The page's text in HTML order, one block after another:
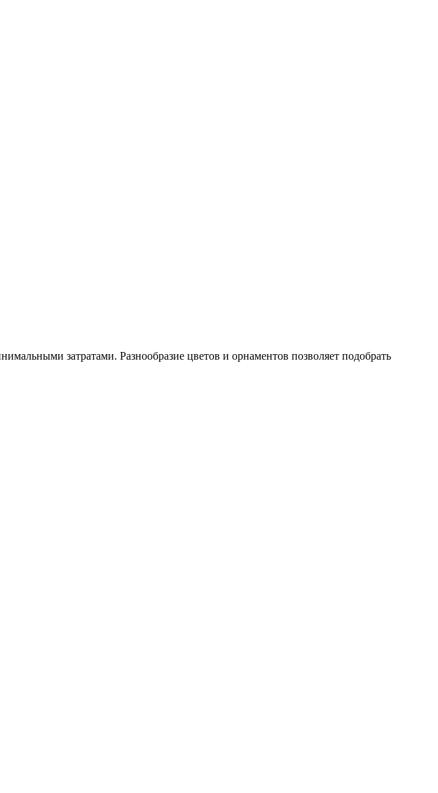
затратами. Разнообразие цветов и орнаментов позволяет подобрать